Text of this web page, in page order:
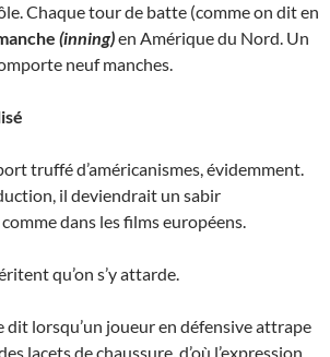
Chaque tour de batte (comme on dit en
(inning)en Amérique du Nord. Un
neuf manches.
truffé d’américanismes, évidemment.
il deviendrait un sabir
dans les films européens.
qu’on s’y attarde.
dit lorsqu’un joueur en défensive attrape
lacets de chaussure, d’où l’expression